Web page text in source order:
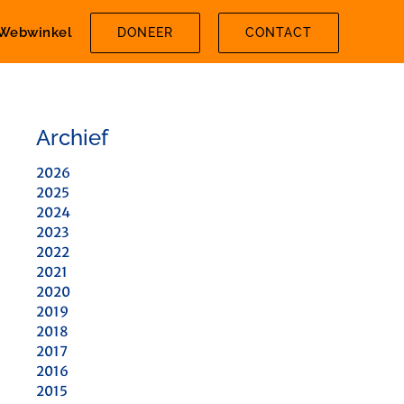
DONEER CONTACT
Archief
2026
2025
2024
2023
2022
2021
2020
2019
2018
2017
2016
2015